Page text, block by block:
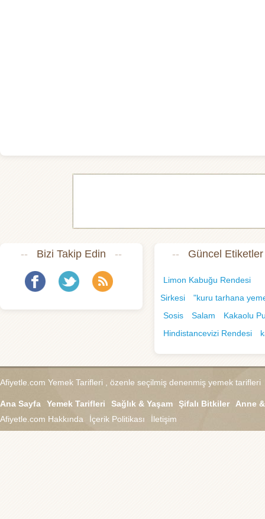
-- Bizi Takip Edin -- -- Güncel Etiketler
Limon Kabuğu Rendesi
Sirkesi
"kuru tarhana
Sosis
Salam
Kakaolu
Hindistancevizi Rendesi
Afiyetle.com Yemek Tarifleri , özenle seçilmiş denenmiş yemek tarifleri
Ana Sayfa Yemek Tarifleri Sağlık & Yaşam Şifalı Bitkiler
Anne
Afiyetle.com Hakkında İçerik Politikası İletişim